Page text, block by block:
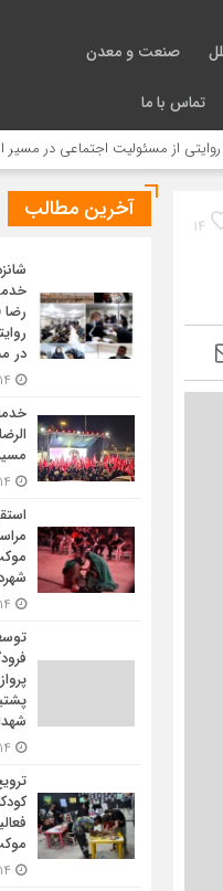
صنعت و معدن
تماس با ما
اجتماعی در مسیر اربعین
14
آخرین مطالب
در